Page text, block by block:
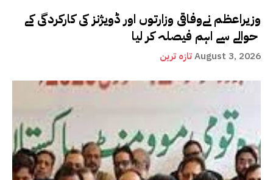
وزیراعظم نےوفاقی وزارتوں اور ڈویژنز کی کارکردگی کے
تازہ ترینAugust 3, 2026